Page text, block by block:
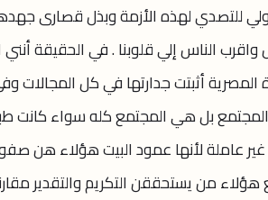
للتصدي لهذه الأزمة وبذل قصارى
الناس إلي قلوبنا . في الحقيقة
المصرية أثبتت جدارتها في كل المجالات
بل هي المجتمع كله سواء كانت
عاملة لأنها عمود البيت هؤلاء هن
من يستحققن التكريم والتقدير